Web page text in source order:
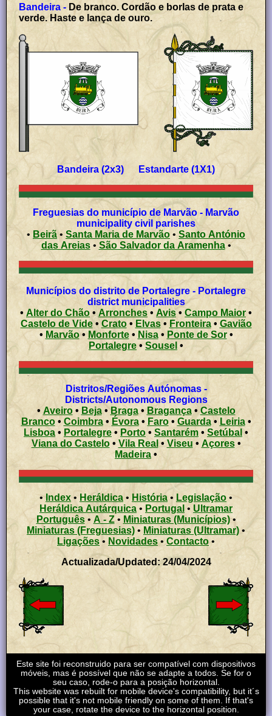
Bandeira - De branco. Cordão e borlas de prata e
verde. Haste e lança de ouro.
Bandeira (2x3) Estandarte (1X1)
Freguesias do município de Marvão - Marvão
municipality civil parishes
• Beirã • Santa Maria de Marvão • Santo António
das Areias• São Salvador da Aramenha•
Municípios do distrito de Portalegre - Portalegre
district municipalities
• Alter do Chão • Arronches • Avis • Campo Maior •
Castelo de Vide•Crato• Elvas• Fronteira• Gavião
• Marvão• Monforte• Nisa• Ponte de Sor•
Portalegre •Sousel •
Distritos/Regiões Autónomas -
Districts/Autonomous Regions
• Aveiro• Beja• Braga• Bragança• Castelo
Branco• Coimbra• Évora• Faro• Guarda• Leiria•
Lisboa • Portalegre• Porto • Santarém • Setúbal •
Viana do Castelo• Vila Real •Viseu • Açores•
Madeira •
•Index • Heráldica• História • Legislação •
Heráldica Autárquica • Portugal • Ultramar
Português• A - Z• Miniaturas (Municípios)•
Miniaturas (Freguesias) • Miniaturas (Ultramar)•
Ligações • Novidades• Contacto•
Actualizada/Updated: 24/04/2024
Este site foi reconstruido para ser compatível com dispositivos
móveis, mas é possível que não se adapte a todos. Se for o
seu caso, rode-o para a posição horizontal.
This website was rebuilt for mobile device's compatibility, but it´s
possible that it's not mobile friendly on some of them. If that's
your case, rotate the device to the horizontal position.